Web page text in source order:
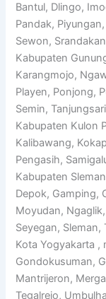
Bantul, Dlingo,
Pandak,
Sewon, Srandakan
Kabupaten
Karangmojo,
Playen, Ponjong,
Semin,
Kabupaten Kulon
Kalibawang,
Pengasih,
Kabupaten
Depok, Gamping,
Moyudan,
Seyegan, Sleman,
Kota Yogyakarta ,
Gondokusuman,
Mantrijeron,
Tegalrejo,